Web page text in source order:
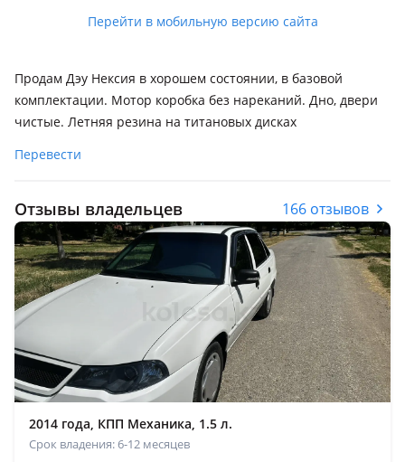
Перейти в мобильную версию сайта
Продам Дэу Нексия в хорошем состоянии, в базовой
комплектации. Мотор коробка без нареканий. Дно, двери
чистые. Летняя резина на титановых дисках
Перевести
Отзывы владельцев 166 отзывов
2014 года, КПП Механика, 1.5 л.
Срок владения: 6-12 месяцев